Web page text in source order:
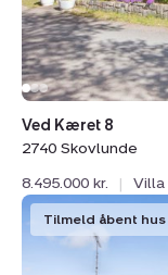
Ved Kæret 8
2740 Skovlunde
8.495.000 kr.
| Villa
Villa:
Stensbyvej
Tilmeld åbent hus